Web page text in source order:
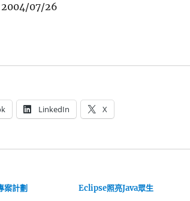
07/26
LinkedIn X
案計劃 Eclipse照亮Java眾生